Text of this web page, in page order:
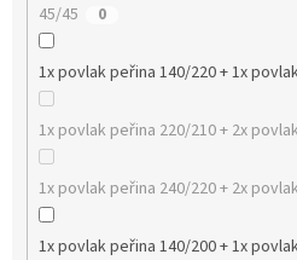
45/45 0
1x povlak peřina 140/220 + 1x
1x povlak peřina 220/210 + 2x
1x povlak peřina 240/220 + 2x
1x povlak peřina 140/200 + 1x